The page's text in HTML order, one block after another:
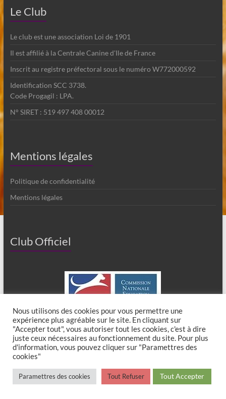
Le Club
Le club est une association Loi de 1901
Il est affilié à la Centrale Canine d'Ile de France
Inscrit au registre préfectoral sous le numéro W772000592
Identification SCC 3738.
Code Progagil : LPA.
N° SIRET : 519 497 408 00012
Mentions légales
Politique de confidentialité
Mentions légales
Club Officiel
Copyright © 2026Club Canin de Chaumes en Brie. All rights reserved. Theme
Spaciousby ThemeGrill. Powered by: WordPress.
Nous utilisons des cookies pour vous permettre une
expérience plus agréable sur le site. En cliquant sur
"Accepter tout", vous autoriser tout les cookies, c'est à dire
juste ceux nécessaires au fonctionnement du site. Pour plus
d'information, vous pouvez cliquer sur "Paramettres des
cookies"
Paramettres des cookies Tout Refuser Tout Accepter